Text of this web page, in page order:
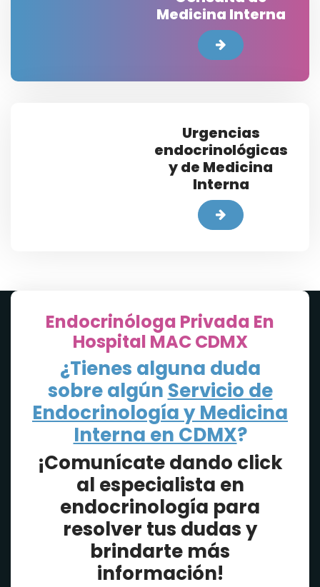
Medicina Interna
Urgencias
endocrinológicas
y de Medicina
Interna
Endocrinóloga Privada En
Hospital MAC CDMX
¿Tienes alguna duda
sobre algún Servicio de
Endocrinología y Medicina
Interna en CDMX?
¡Comunícate dando click
al especialista en
endocrinología para
resolver tus dudas y
brindarte más
información!